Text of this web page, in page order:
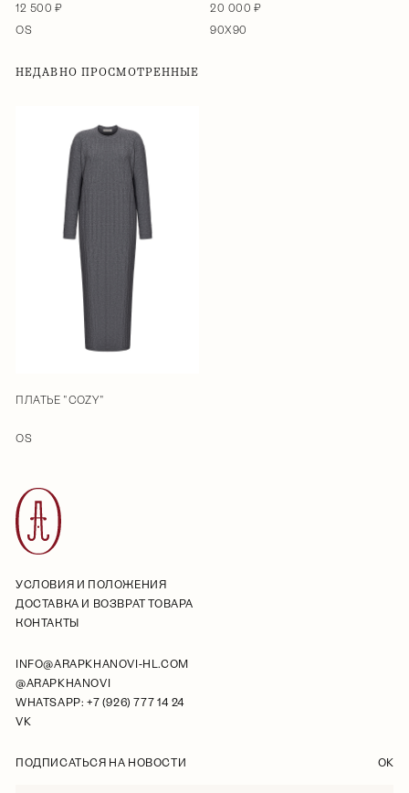
12 500 ₽
OS
20 000 ₽
90Х90
НЕДАВНО ПРОСМОТРЕННЫЕ
ПЛАТЬЕ "COZY"
OS
УСЛОВИЯ И ПОЛОЖЕНИЯ
ДОСТАВКА И ВОЗВРАТ ТОВАРА
КОНТАКТЫ
INFO@ARAPKHANOVI-HL.COM
@ARAPKHANOVI
WHATSAPP: +7 (926) 777 14 24
VK
ПОДПИСАТЬСЯ НА НОВОСТИ OK